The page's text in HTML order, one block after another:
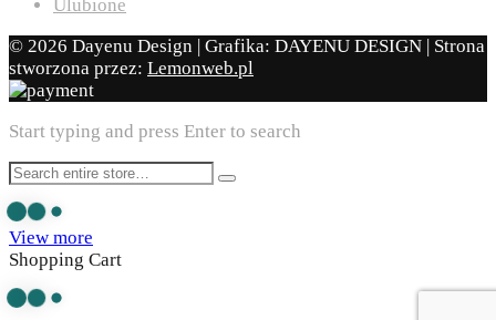
Ulubione
© 2026 Dayenu Design | Grafika: DAYENU DESIGN | Strona
stworzona przez: Lemonweb.pl
Start typing and press Enter to search
View more
Shopping Cart